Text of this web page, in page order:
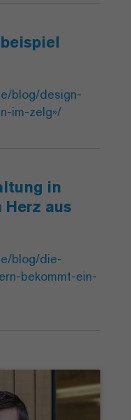
blog/design-
im-zelg»/
in
aus
blog/die-
bekommt-ein-